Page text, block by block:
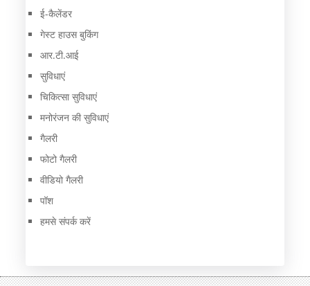
ई-कैलेंडर
गेस्ट हाउस बुकिंग
आर.टी.आई
सुविधाएं
चिकित्सा सुविधाएं
मनोरंजन की सुविधाएं
गैलरी
फोटो गैलरी
वीडियो गैलरी
पॉश
हमसे संपर्क करें